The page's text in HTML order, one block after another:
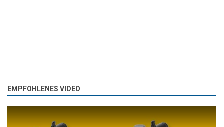
EMPFOHLENES VIDEO